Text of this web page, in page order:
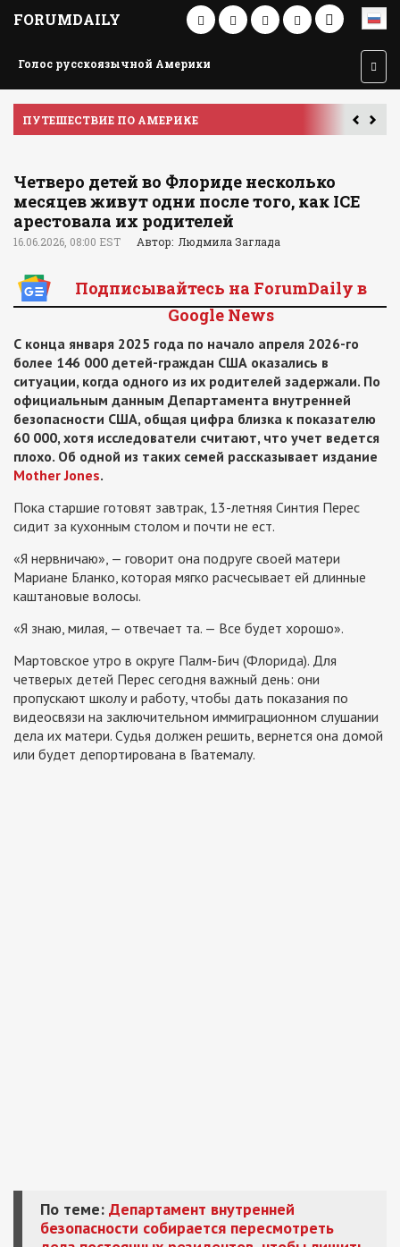
FORUMDAILY
Голос русскоязычной Америки
ПУТЕШЕСТВИЕ ПО АМЕРИКЕ
Четверо детей во Флориде несколько
месяцев живут одни после того, как ICE
арестовала их родителей
16.06.2026, 08:00 EST Автор: Людмила Заглада
Подписывайтесь на ForumDaily в
Google News
С конца января 2025 года по начало апреля 2026-го
более 146 000 детей-граждан США оказались в
ситуации, когда одного из их родителей задержали. По
официальным данным Департамента внутренней
безопасности США, общая цифра близка к показателю
60 000, хотя исследователи считают, что учет ведется
плохо. Об одной из таких семей рассказывает издание
Mother Jones.
Пока старшие готовят завтрак, 13-летняя Синтия Перес
сидит за кухонным столом и почти не ест.
«Я нервничаю», — говорит она подруге своей матери
Мариане Бланко, которая мягко расчесывает ей длинные
каштановые волосы.
«Я знаю, милая, — отвечает та. — Все будет хорошо».
Мартовское утро в округе Палм-Бич (Флорида). Для
четверых детей Перес сегодня важный день: они
пропускают школу и работу, чтобы дать показания по
видеосвязи на заключительном иммиграционном слушании
дела их матери. Судья должен решить, вернется она домой
или будет депортирована в Гватемалу.
По теме: Департамент внутренней
безопасности собирается пересмотреть